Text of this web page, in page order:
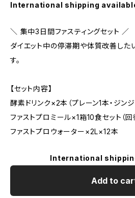
International shipping
＼ 集中3日間ファスティングセット ／
ダイエット中の停滞期や体質改善した
す。
【セット内容】
酵素ドリンク×2本（プレーン1本・ジンジ
ファストプロミール×1箱10食セット（回
ファストプロウォーター×2L×12本
International
Add to